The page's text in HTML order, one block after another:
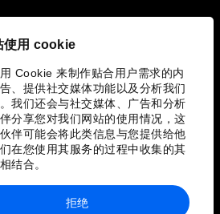
使用 cookie
Cookie 来制作贴合用户需求的内
、提供社交媒体功能以及分析我们
我们还会与社交媒体、广告和分析
分享您对我们网站的使用情况，这
伴可能会将此类信息与您提供给他
在您使用其服务的过程中收集的其
结合。
拒绝